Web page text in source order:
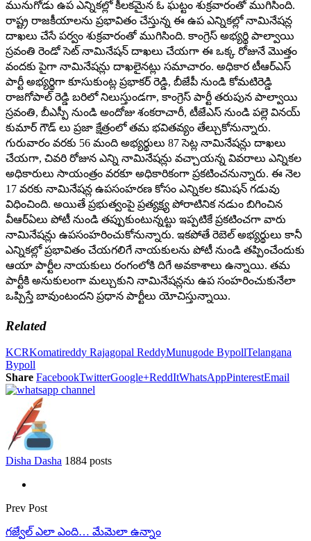
మునుగోడు ఉప ఎన్నికల్లో కీలకమైన ఓ ఘట్టం శుక్రవారంతో ముగిసింది.
రాష్ట్ర రాజకీయాలను ప్రభావితం చేస్తున్న ఈ ఉప ఎన్నికల్లో నామినేషన్ల
దాఖలు చేసే పర్వం శుక్రవారంతో ముగిసింది. కాంగ్రెస్ అభ్యర్థి పాల్వాయి
స్రవంతి రెండో సెట్ నామినేషన్ దాఖలు చేయగా ఈ ఒక్క రోజునే మొత్తం
వందకు పైగా నామినేషన్లు దాఖలైనట్లు సమాచారం. అధికార టీఆర్ఎస్
పార్టీ అభ్యర్థిగా కూసుకుంట్ల ప్రభాకర్ రెడ్డి, బీజేపీ నుండి కోమటిరెడ్డి
రాజగోపాల్ రెడ్డి బరిలో నిలుస్తుండగా, కాంగ్రెస్ పార్టీ తరుపున పాల్వాయి
స్రవంతి, బీఎస్పీ నుండి అందోజు శంకరాచారీ, టీజేఎస్ నుండి పల్లె వినయ్
కుమార్ గౌడ్ లు ప్రజా క్షేత్రంలో తమ భవితవ్యం తేల్చుకోనున్నారు.
గురువారం వరకు 56 మంది అభ్యర్థులు 87 సెట్ల నామినేషన్లు దాఖలు
చేయగా, చివరి రోజున ఎన్ని నామినేషన్లు వచ్చాయన్న వివరాలు ఎన్నికల
అధికారులు సాయంత్రం వరకూ అధికారికంగా ప్రకటించనున్నారు. ఈ నెల
17 వరకు నామినేషన్ల ఉపసంహరణ కోసం ఎన్నికల కమిషన్ గడువు
విధించింది. అయితే ప్రభుత్వంపై ప్రత్యక్ష్య పోరాటినిక నడుం బిగించిన
వీఆర్ఏలు పోటీ నుండి తప్పుకుంటున్నట్టు ఇప్పటికే ప్రకటించగా వారు
నామినేషన్లు ఉపసంహరించుకోనున్నారు. ఇకపోతే రెబెల్ అభ్యర్థులు కానీ
ఎన్నికల్లో ప్రభావితం చేయగలిగే నాయకులను పోటీ నుండి తప్పించేందుకు
ఆయా పార్టీల నాయకులు రంగంలోకి దిగే అవకాశాలు ఉన్నాయి. తమ
పార్టీకి అనుకులంగా మల్చుకుని నామినేషన్లను ఉప సంహరించుకునేలా
ఒప్పిస్తే బావుంటందని ప్రధాన పార్టీలు యోచిస్తున్నాయి.
Related
KCRKomatireddy Rajagopal ReddyMunugode BypollTelangana
Bypoll
Share FacebookTwitterGoogle+ReddItWhatsAppPinterestEmail
Disha Dasha 1884 posts
Prev Post
గజ్వేల్ ఎలా ఎంది… మేమెలా ఉన్నాం